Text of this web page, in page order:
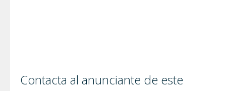
Contacta al anunciante de este